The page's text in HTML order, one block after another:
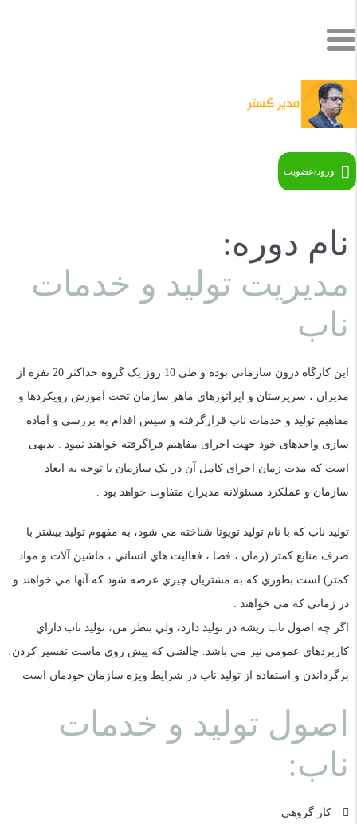
ورود/عضویت
نام دوره:
مدیریت تولید و خدمات
ناب
این کارگاه درون سازمانی بوده و طی 10 روز یک گروه حداکثر 20 نفره
از
مدیران ، سرپرستان و اپراتورهای ماهر سازمان تحت آموزش رویکردها و
مفاهیم تولید و خدمات ناب قرارگرفته و سپس اقدام به بررسی و آماده
سازی واحدهای خود جهت اجرای مفاهیم فراگرفته خواهند نمود . بدیهی
است که مدت زمان اجرای کامل آن در یک سازمان با توجه به ابعاد
سازمان و عملکرد مسئولانه مدیران متفاوت خواهد بود .
توليد ناب كه با نام توليد تويوتا شناخته مي شود، به مفهوم توليد بيشتر با
صرف منابع كمتر (زمان ، فضا ، فعاليت هاي انساني ، ماشين آلات و مواد
كمتر) است بطوري كه به مشتريان چيزي عرضه شود كه آنها مي خواهند و
در زمانی که می خواهند .
اگر چه اصول ناب ريشه در توليد دارد، ولي بنظر من، توليد ناب داراي
كاربردهاي عمومي نيز مي باشد. چالشي كه پيش روي ماست تفسير كردن،
برگرداندن و استفاده از توليد ناب در شرايط ويژه سازمان خودمان است
اصول توليد و خدمات
ناب:
کار گروهی